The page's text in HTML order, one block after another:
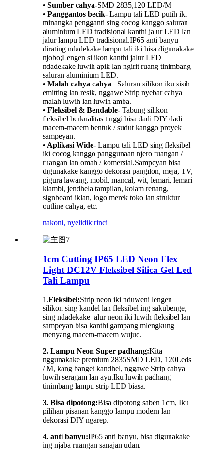
• Sumber cahya-SMD 2835,120 LED/M
• Panggantos becik- Lampu tali LED putih iki
minangka pengganti sing cocog kanggo saluran
aluminium LED tradisional kanthi jalur LED lan
jalur lampu LED tradisional.IP65 anti banyu
dirating ndadekake lampu tali iki bisa digunakake
njobo;Lengen silikon kanthi jalur LED
ndadekake luwih apik lan ngirit ruang tinimbang
saluran aluminium LED.
• Malah cahya cahya– Saluran silikon iku sisih
emitting lan resik, nggawe Strip nyebar cahya
malah luwih lan luwih amba.
• Fleksibel & Bendable- Tabung silikon
fleksibel berkualitas tinggi bisa dadi DIY dadi
macem-macem bentuk / sudut kanggo proyek
sampeyan.
• Aplikasi Wide- Lampu tali LED sing fleksibel
iki cocog kanggo panggunaan njero ruangan /
ruangan lan omah / komersial.Sampeyan bisa
digunakake kanggo dekorasi pangilon, meja, TV,
pigura lawang, mobil, mancal, wit, lemari, lemari
klambi, jendhela tampilan, kolam renang,
signboard iklan, logo merek toko lan struktur
outline cahya, etc.
nakoni, nyelidikirinci
1cm Cutting IP65 LED Neon Flex
Light DC12V Fleksibel Silica Gel Led
Tali Lampu
1.Fleksibel:Strip neon iki nduweni lengen
silikon sing kandel lan fleksibel ing sakubenge,
sing ndadekake jalur neon iki luwih fleksibel lan
sampeyan bisa kanthi gampang mlengkung
menyang macem-macem wujud.
2. Lampu Neon Super padhang:Kita
nggunakake premium 2835SMD LED, 120Leds
/ M, kang banget kandhel, nggawe Strip cahya
luwih seragam lan ayu.Iku luwih padhang
tinimbang lampu strip LED biasa.
3. Bisa dipotong:Bisa dipotong saben 1cm, Iku
pilihan pisanan kanggo lampu modern lan
dekorasi DIY ngarep.
4. anti banyu:IP65 anti banyu, bisa digunakake
ing njaba ruangan sanajan udan.